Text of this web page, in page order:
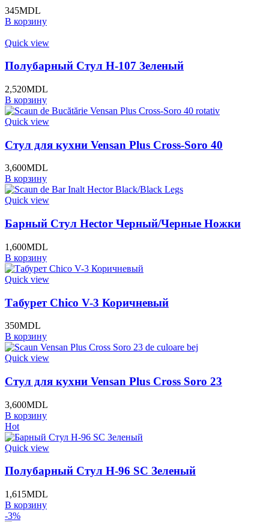
345MDL
В корзину
Quick view
Полубарный Стул H-107 Зеленый
2,520MDL
В корзину
Quick view
Стул для кухни Vensan Plus Cross-Soro 40
3,600MDL
В корзину
Quick view
Барный Стул Hector Черный/Черные Ножки
1,600MDL
В корзину
Quick view
Табурет Chico V-3 Коричневый
350MDL
В корзину
Quick view
Стул для кухни Vensan Plus Cross Soro 23
3,600MDL
В корзину
Hot
Quick view
Полубарный Стул H-96 SC Зеленый
1,615MDL
В корзину
-3%